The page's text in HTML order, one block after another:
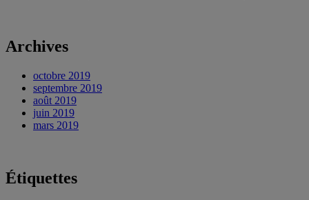
Archives
octobre 2019
septembre 2019
août 2019
juin 2019
mars 2019
Étiquettes